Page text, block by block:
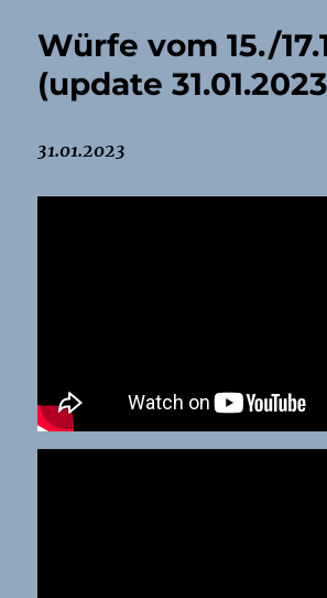
Würfe vom 15./
(update
31.01.2023